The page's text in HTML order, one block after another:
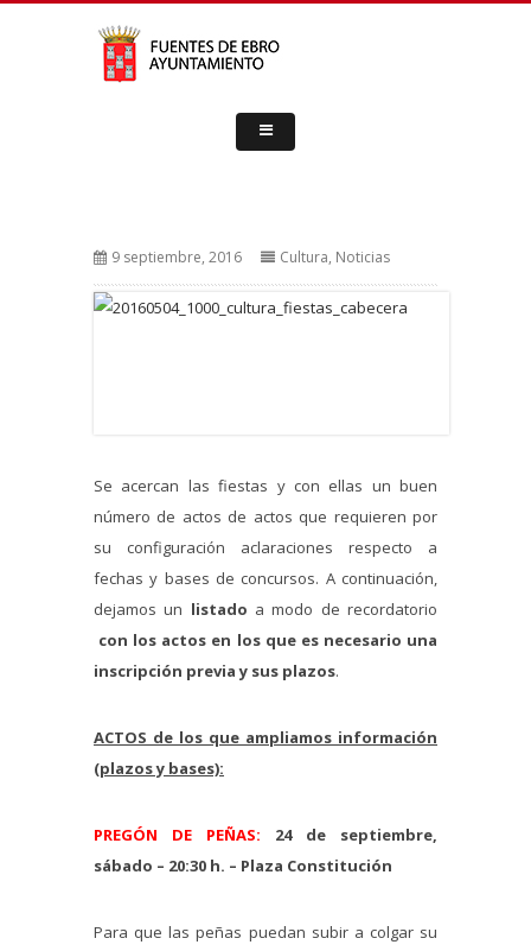
9 septiembre, 2016 Cultura, Noticias
Se acercan las fiestas y con ellas un buen
número de actos de actos que requieren por
su configuración aclaraciones respecto a
fechas y bases de concursos. A continuación,
dejamos un listado a modo de recordatorio
con los actos en los que es necesario una
inscripción previa y sus plazos.
ACTOS de los que ampliamos información
(plazos y bases):
PREGÓN DE PEÑAS:
24 de septiembre,
sábado – 20:30 h. – Plaza Constitución
Para que las peñas puedan subir a colgar su